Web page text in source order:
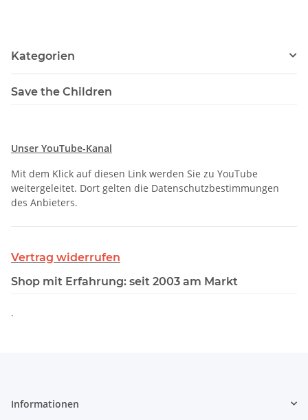
Kategorien
Save the Children
Unser YouTube-Kanal
Mit dem Klick auf diesen Link werden Sie zu YouTube
weitergeleitet. Dort gelten die Datenschutzbestimmungen
des Anbieters.
Vertrag widerrufen
Shop mit Erfahrung: seit 2003 am Markt
.
Informationen